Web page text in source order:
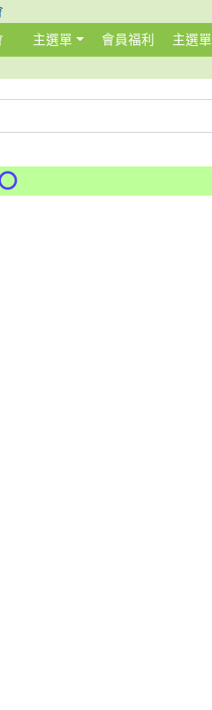
主選單 會員福利 主選單